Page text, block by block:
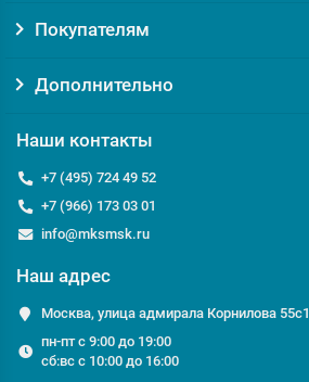
Покупателям
Дополнительно
Наши контакты
+7 (495) 724 49 52
+7 (966) 173 03 01
info@mksmsk.ru
Наш адрес
Москва, улица адмирала Корнилова 55с1
пн-пт с 9:00 до 19:00
сб:вс с 10:00 до 16:00